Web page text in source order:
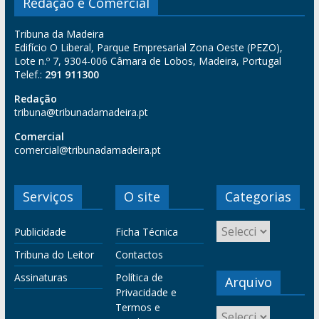
Tribuna da Madeira
Edifício O Liberal, Parque Empresarial Zona Oeste (PEZO),
Lote n.º 7, 9304-006 Câmara de Lobos, Madeira, Portugal
Telef.: 291 911300
Redação
tribuna@tribunadamadeira.pt
Comercial
comercial@tribunadamadeira.pt
Serviços
Publicidade
Tribuna do Leitor
Assinaturas
O site
Ficha Técnica
Contactos
Política de
Privacidade e
Termos e
Categorias
Arquivo